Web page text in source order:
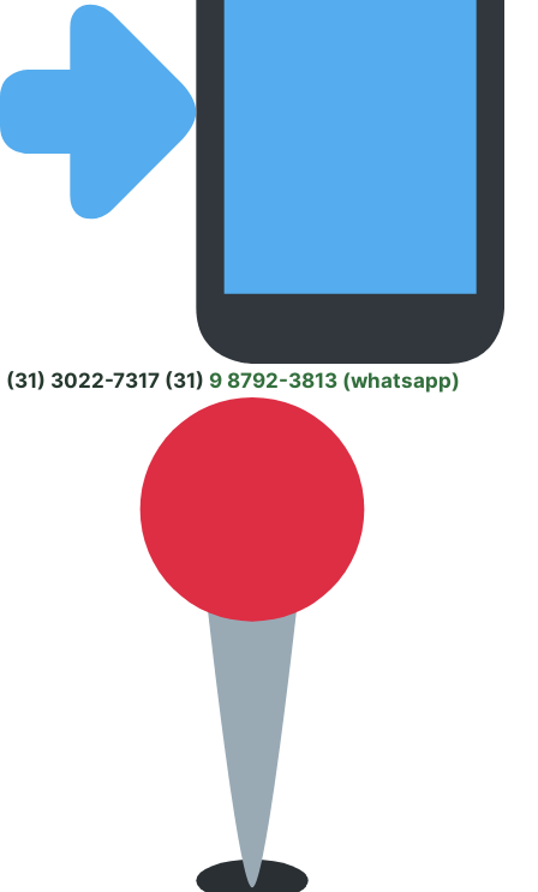
(31) 3022-7317 (31) 9 8792-3813 (whatsapp)